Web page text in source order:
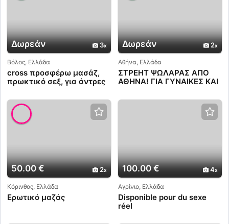
Δωρεάν 3
Βόλος, Ελλάδα
cross προσφέρω μασάζ,
πρωκτικό σεξ, για άντρες
Δωρεάν 2
Αθήνα, Ελλάδα
ΣΤΡΕΗΤ ΨΩΛΑΡΑΣ ΑΠΟ
ΑΘΗΝΑ! ΓΙΑ ΓΥΝΑΙΚΕΣ ΚΑΙ
ΚΑΘΑΡΑ ΚΑΙ ΕΧΕΜΥΘΑ!
50.00 € 2
Κόρινθος, Ελλάδα
Ερωτικό μαζάς
100.00 € 4
Αγρίνιο, Ελλάδα
Disponible pour du sexe
réel